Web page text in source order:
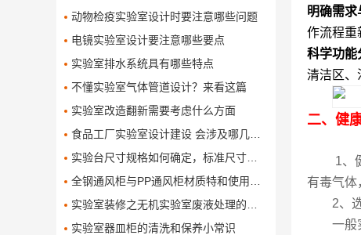
动物检疫实验室设计时要注意哪些问题
电镜实验室设计要注意哪些要点
实验室排水系统具有哪些特点
不懂实验室气体管道设计？来看这篇
实验室改造翻新需要考虑什么方面
食品工厂实验室设计建设 会涉及哪几个要求
​实验台尺寸规格如何确定，标准尺寸是多少呢了
全钢通风柜与PP通风柜材质特和使用对比有哪些呢
实验室装修之无机实验室废液处理的方法
实验室器皿柜的清洗和保养小常识
明确需求
作流程重
科学功能
清洁区、
二、健
1、
有毒气体
2、
一般